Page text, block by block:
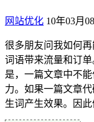
网站优化 10年03月
很多朋友问我如何
词语带来流量和订
是，一篇文章中不
力。如果一篇文章
生词产生效果。因